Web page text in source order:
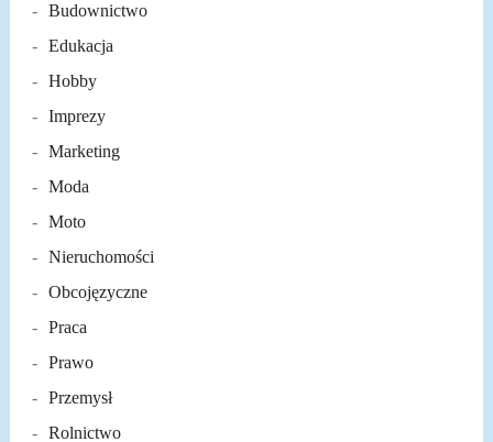
Budownictwo
Edukacja
Hobby
Imprezy
Marketing
Moda
Moto
Nieruchomości
Obcojęzyczne
Praca
Prawo
Przemysł
Rolnictwo